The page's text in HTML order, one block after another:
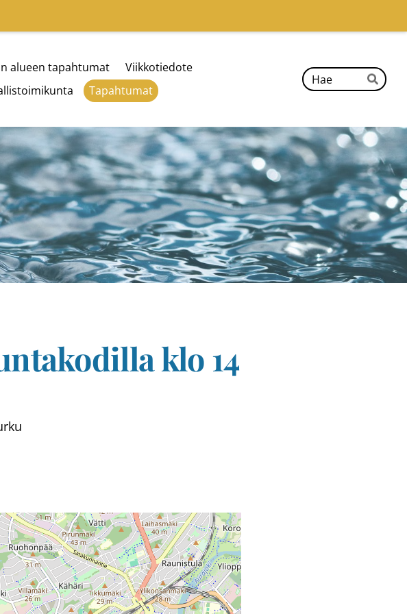
alueen tapahtumat
Viikkotiedote
Tapahtumat Hae
klo 14